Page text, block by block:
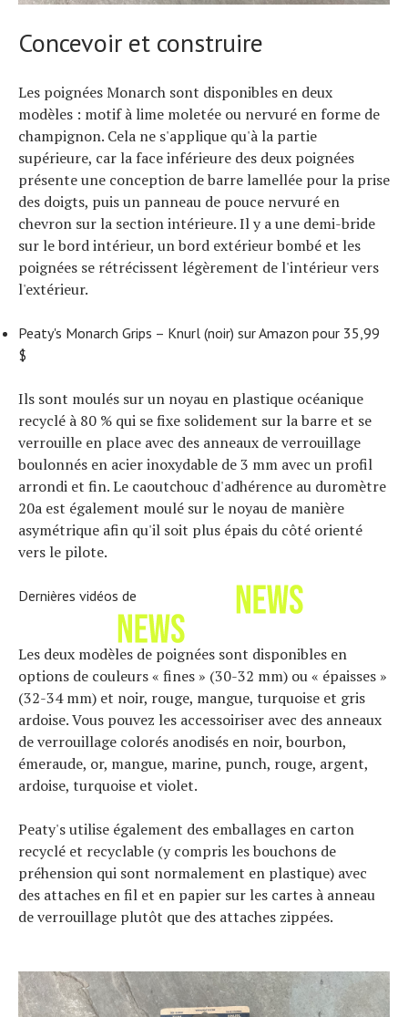
Concevoir et construire
Les poignées Monarch sont disponibles en deux
modèles : motif à lime moletée ou nervuré en forme de
champignon. Cela ne s'applique qu'à la partie
supérieure, car la face inférieure des deux poignées
présente une conception de barre lamellée pour la prise
des doigts, puis un panneau de pouce nervuré en
chevron sur la section intérieure. Il y a une demi-bride
sur le bord intérieur, un bord extérieur bombé et les
poignées se rétrécissent légèrement de l'intérieur vers
l'extérieur.
Peaty's Monarch Grips – Knurl (noir) sur Amazon pour 35,99
$
Ils sont moulés sur un noyau en plastique océanique
recyclé à 80 % qui se fixe solidement sur la barre et se
verrouille en place avec des anneaux de verrouillage
boulonnés en acier inoxydable de 3 mm avec un profil
arrondi et fin. Le caoutchouc d'adhérence au duromètre
20a est également moulé sur le noyau de manière
asymétrique afin qu'il soit plus épais du côté orienté
vers le pilote.
Dernières vidéos de
Les deux modèles de poignées sont disponibles en
options de couleurs « fines » (30-32 mm) ou « épaisses »
(32-34 mm) et noir, rouge, mangue, turquoise et gris
ardoise. Vous pouvez les accessoiriser avec des anneaux
de verrouillage colorés anodisés en noir, bourbon,
émeraude, or, mangue, marine, punch, rouge, argent,
ardoise, turquoise et violet.
Peaty's utilise également des emballages en carton
recyclé et recyclable (y compris les bouchons de
préhension qui sont normalement en plastique) avec
des attaches en fil et en papier sur les cartes à anneau
de verrouillage plutôt que des attaches zippées.
Actualités
Technologies
Tests de produits
Conseils
Tous nos articles